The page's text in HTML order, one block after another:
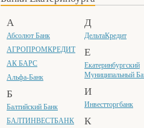
А
Абсолют Банк
АГРОПРОМКРЕДИТ
АК БАРС
Альфа-Банк
Б
Балтийский Банк
БАЛТИНВЕСТБАНК
Д
ДельтаКредит
Е
Екатеринбургский
Муниципальный
И
Инвестторгбанк
К